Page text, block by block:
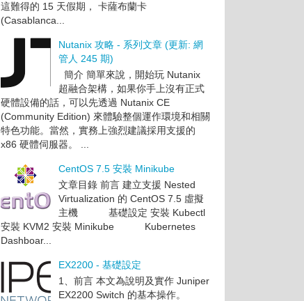
這難得的 15 天假期， 卡薩布蘭卡
(Casablanca...
Nutanix 攻略 - 系列文章 (更新: 網
管人 245 期)
簡介 簡單來說，開始玩 Nutanix
超融合架構，如果你手上沒有正式
硬體設備的話，可以先透過 Nutanix CE
(Community Edition) 來體驗整個運作環境和相關
特色功能。當然，實務上強烈建議採用支援的
x86 硬體伺服器。 ...
CentOS 7.5 安裝 Minikube
文章目錄 前言 建立支援 Nested
Virtualization 的 CentOS 7.5 虛擬
主機 基礎設定 安裝 Kubectl
安裝 KVM2 安裝 Minikube Kubernetes
Dashboar...
EX2200 - 基礎設定
1、前言 本文為說明及實作 Juniper
EX2200 Switch 的基本操作。